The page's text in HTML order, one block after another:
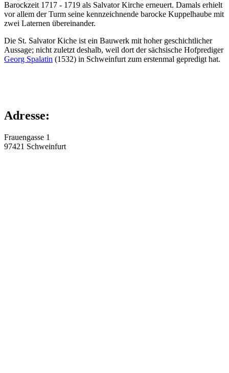
Barockzeit 1717 - 1719 als Salvator Kirche erneuert. Damals erhielt
vor allem der Turm seine kennzeichnende barocke Kuppelhaube mit
zwei Laternen übereinander.
Die St. Salvator Kiche ist ein Bauwerk mit hoher geschichtlicher
Aussage; nicht zuletzt deshalb, weil dort der sächsische Hofprediger
Georg Spalatin (1532) in Schweinfurt zum erstenmal gepredigt hat.
Adresse:
Frauengasse 1
97421 Schweinfurt